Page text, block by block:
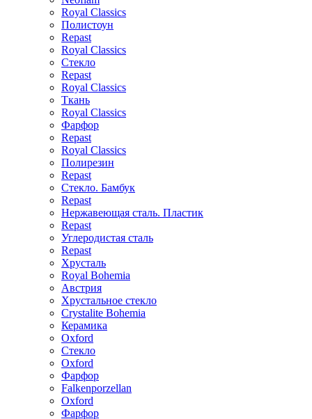
Royal Classics
Полистоун
Repast
Royal Classics
Стекло
Repast
Royal Classics
Ткань
Royal Classics
Фарфор
Repast
Royal Classics
Полирезин
Repast
Стекло. Бамбук
Repast
Нержавеющая сталь. Пластик
Repast
Углеродистая сталь
Repast
Хрусталь
Royal Bohemia
Австрия
Хрустальное стекло
Crystalite Bohemia
Керамика
Oxford
Стекло
Oxford
Фарфор
Falkenporzellan
Oxford
Фарфор